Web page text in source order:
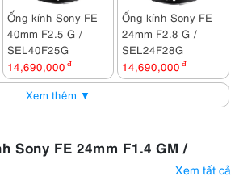
Ống kính Sony FE
40mm F2.5 G /
SEL40F25G
14,690,000 đ
Ống kính Sony FE
24mm F2.8 G /
SEL24F28G
14,690,000 đ
Xem thêm ▼
Sony FE 24mm F1.4 GM /
Xem tất cả